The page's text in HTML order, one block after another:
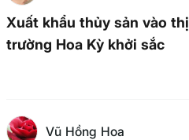
Xuất khẩu thủy sản vào thị
trường Hoa Kỳ khởi sắc
Vũ Hồng Hoa